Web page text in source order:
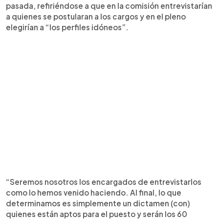
pasada, refiriéndose a que en la comisión entrevistarían
a quienes se postularan a los cargos y en el pleno
elegirían a “los perfiles idóneos”.
“Seremos nosotros los encargados de entrevistarlos
como lo hemos venido haciendo. Al final, lo que
determinamos es simplemente un dictamen (con)
quienes están aptos para el puesto y serán los 60